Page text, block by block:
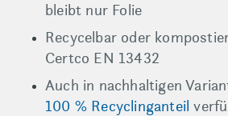
bleibt nur Folie
Recycelbar oder
Certco EN 13432
Auch in nachhaltigen
100 % Recyclinganteil